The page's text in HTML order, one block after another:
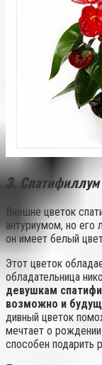
3. Спатифиллум
Внешне цветок
антуриумом, но его
он имеет белый
Этот цветок
обладательница
девушкам
возможно и
дивный цветок
мечтает о
способен подарить